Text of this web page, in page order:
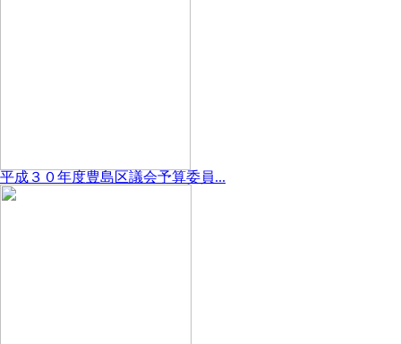
平成３０年度豊島区議会予算委員...